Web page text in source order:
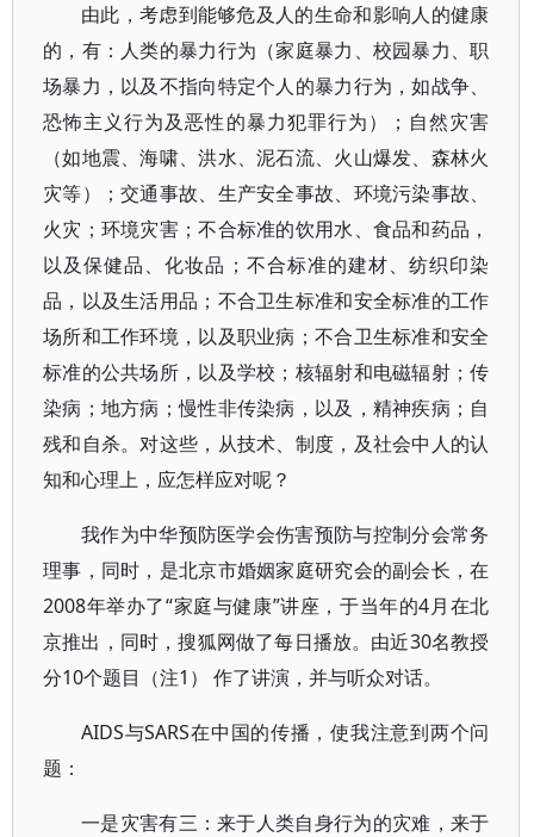
由此，考虑到能够危及人的生命和影响人的健康
的，有：人类的暴力行为（家庭暴力、校园暴力、职
场暴力，以及不指向特定个人的暴力行为，如战争、
恐怖主义行为及恶性的暴力犯罪行为）；自然灾害
（如地震、海啸、洪水、泥石流、火山爆发、森林火
灾等）；交通事故、生产安全事故、环境污染事故、
火灾；环境灾害；不合标准的饮用水、食品和药品，
以及保健品、化妆品；不合标准的建材、纺织印染
品，以及生活用品；不合卫生标准和安全标准的工作
场所和工作环境，以及职业病；不合卫生标准和安全
标准的公共场所，以及学校；核辐射和电磁辐射；传
染病；地方病；慢性非传染病，以及，精神疾病；自
残和自杀。对这些，从技术、制度，及社会中人的认
知和心理上，应怎样应对呢？
我作为中华预防医学会伤害预防与控制分会常务
理事，同时，是北京市婚姻家庭研究会的副会长，在
2008年举办了“家庭与健康”讲座，于当年的4月在北
京推出，同时，搜狐网做了每日播放。由近30名教授
分10个题目（注1） 作了讲演，并与听众对话。
AIDS与SARS在中国的传播，使我注意到两个问
题：
一是灾害有三：来于人类自身行为的灾难，来于